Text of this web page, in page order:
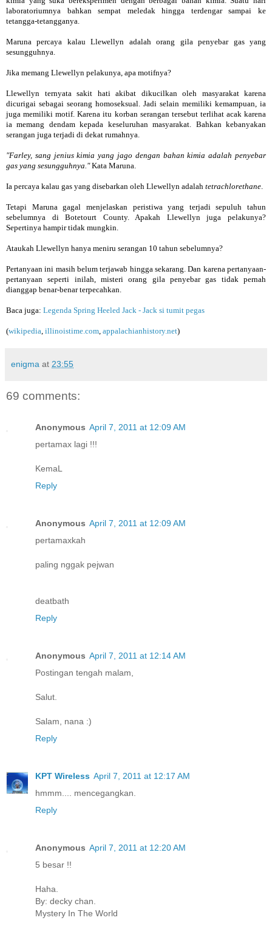
laboratoriumnya bahkan sempat meledak hingga terdengar sampai ke
tetangga-tetangganya.
Maruna percaya kalau Llewellyn adalah orang gila penyebar gas yang
sesungguhnya.
Jika memang Llewellyn pelakunya, apa motifnya?
Llewellyn ternyata sakit hati akibat dikucilkan oleh masyarakat karena
dicurigai sebagai seorang homoseksual. Jadi selain memiliki kemampuan, ia
juga memiliki motif. Karena itu korban serangan tersebut terlihat acak karena
ia memang dendam kepada keseluruhan masyarakat. Bahkan kebanyakan
serangan juga terjadi di dekat rumahnya.
"Farley, sang jenius kimia yang jago dengan bahan kimia adalah penyebar
gas yang sesungguhnya."Kata Maruna.
Ia percaya kalau gas yang disebarkan oleh Llewellyn adalah tetrachlorethane
Tetapi Maruna gagal menjelaskan peristiwa yang terjadi sepuluh tahun
sebelumnya di Botetourt County. Apakah Llewellyn juga pelakunya?
Sepertinya hampir tidak mungkin.
Ataukah Llewellyn hanya meniru serangan 10 tahun sebelumnya?
Pertanyaan ini masih belum terjawab hingga sekarang. Dan karena pertanyaan-
pertanyaan seperti inilah, misteri orang gila penyebar gas tidak pernah
dianggap benar-benar terpecahkan.
Baca juga: Legenda Spring Heeled Jack - Jack si tumit pegas
(wikipedia illinoistime.com appalachianhistory.net)
enigma at 23:55
69 comments:
Anonymous April 7, 2011 at 12:09 AM
pertamax lagi !!!
KemaL
Reply
Anonymous April 7, 2011 at 12:09 AM
pertamaxkah
paling nggak pejwan
deatbath
Reply
Anonymous April 7, 2011 at 12:14 AM
Postingan tengah malam,
Salut.
Salam, nana :)
Reply
KPT Wireless April 7, 2011 at 12:17 AM
hmmm.... mencegangkan.
Reply
Anonymous April 7, 2011 at 12:20 AM
5 besar !!
Haha.
By: decky chan.
Mystery In The World